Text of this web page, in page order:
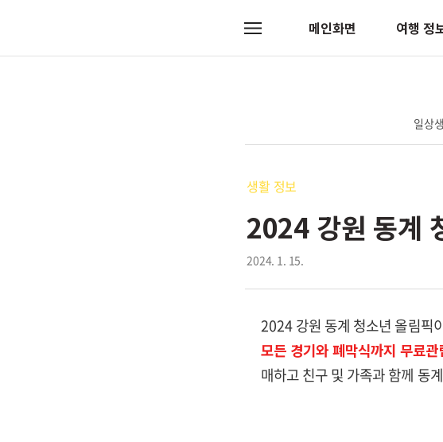
메인화면 여행 정
메
일상
생활 정보
2024 강원 동계
2024. 1. 15.
2024 강원 동계 청소년 올림픽
모든 경기와 폐막식까지 무료관
매하고 친구 및 가족과 함께 동